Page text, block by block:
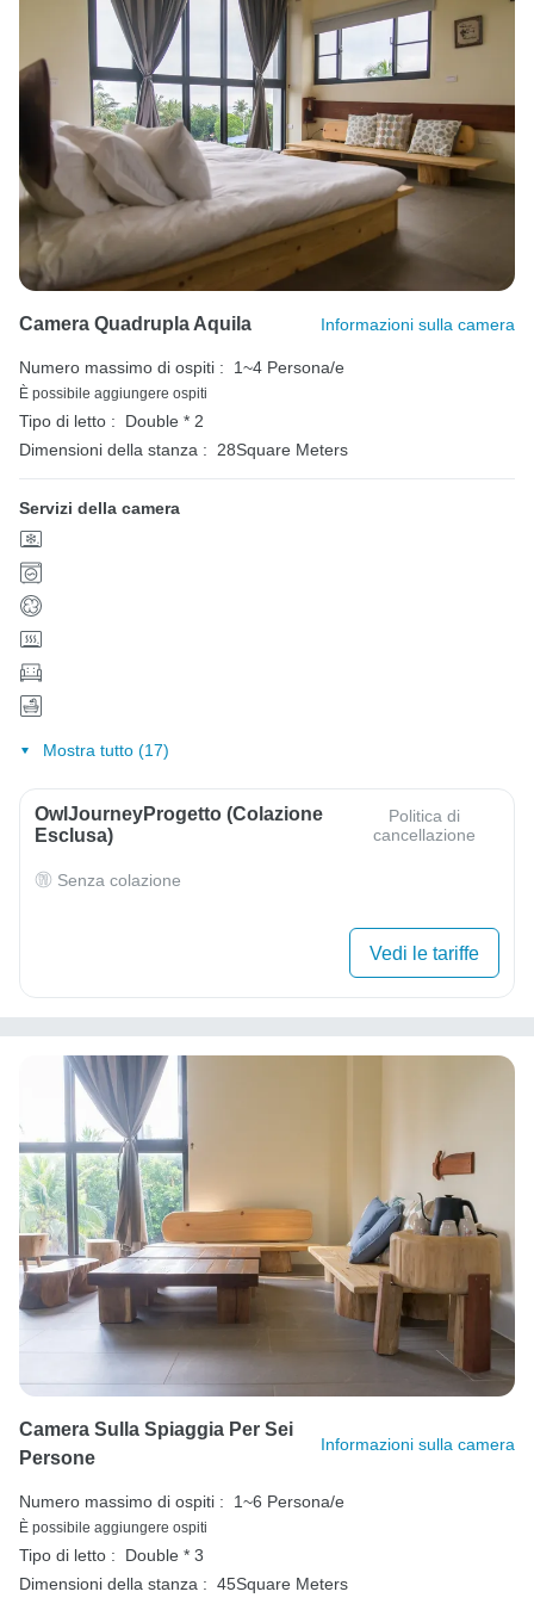
Camera Quadrupla Aquila Informazioni sulla camera
Numero massimo di ospiti : 1~4 Persona/e
È possibile aggiungere ospiti
Tipo di letto :
Double * 2
Dimensioni della stanza :
28Square Meters
Servizi della camera
Mostra tutto (17)
OwlJourneyProgetto (colazione
Esclusa)
Politica di
cancellazione
Senza colazione
Vedi le tariffe
Camera Sulla Spiaggia Per Sei
Persone
Informazioni sulla camera
Numero massimo di ospiti : 1~6 Persona/e
È possibile aggiungere ospiti
Tipo di letto :
Double * 3
Dimensioni della stanza : 45Square Meters